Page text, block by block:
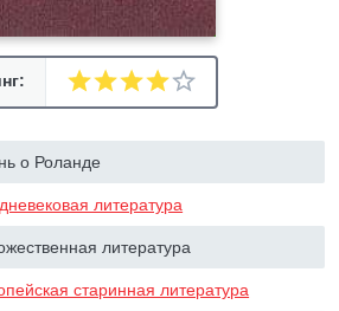
о Роланде
литература
литература
старинная литература